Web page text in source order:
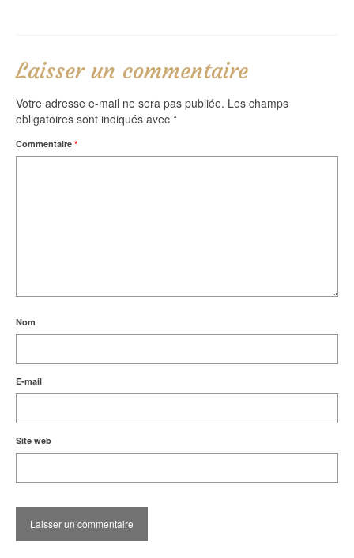
Laisser un commentaire
Votre adresse e-mail ne sera pas publiée. Les champs
obligatoires sont indiqués avec *
Commentaire *
Nom
E-mail
Site web